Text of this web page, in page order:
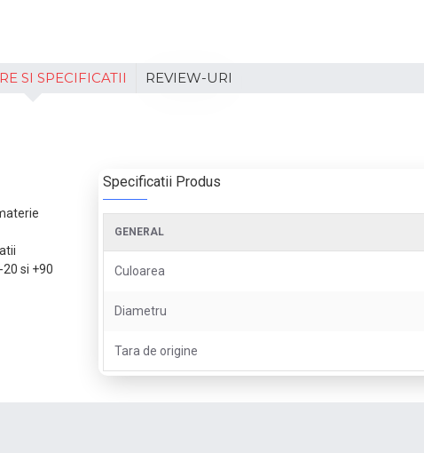
SI SPECIFICATII REVIEW-URI
si +90
Specificatii Produs
GENERAL
Culoarea
Diametru
Tara de origine